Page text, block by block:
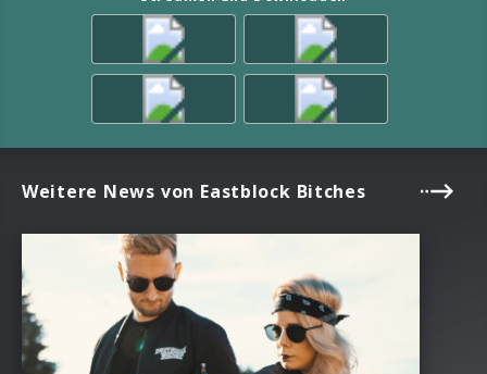
Weitere News von Eastblock Bitches